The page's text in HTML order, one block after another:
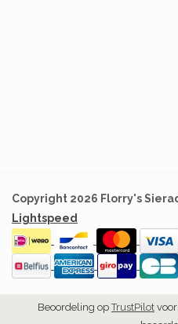
Copyright 2026 Florry's
Lightspeed
Beoordeling opTrustPilot